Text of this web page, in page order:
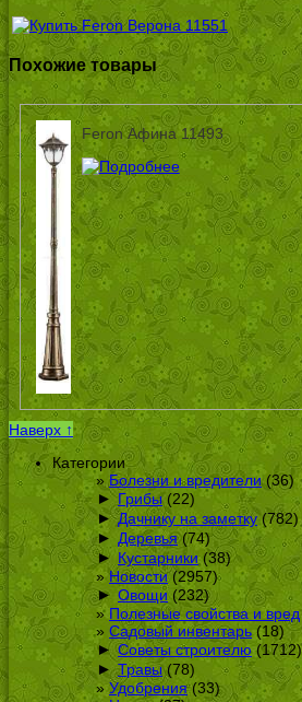
Похожие товары
Feron Афина 11493
Наверх ↑
Категории
Болезни и вредители(36)
► Грибы(22)
► Дачнику на заметку(782)
► Деревья(74)
► Кустарники(38)
Новости(2957)
► Овощи (232)
Полезные свойства и вред
Садовый инвентарь (18)
► Советы строителю(1712)
► Травы(78)
Удобрения(33)